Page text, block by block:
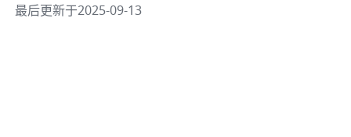
最后更新于2025-09-13